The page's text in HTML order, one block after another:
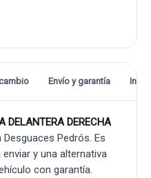
Envío y garantía
DELANTERA DERECHA
Pedrós. Es
y una alternativa
con garantía.